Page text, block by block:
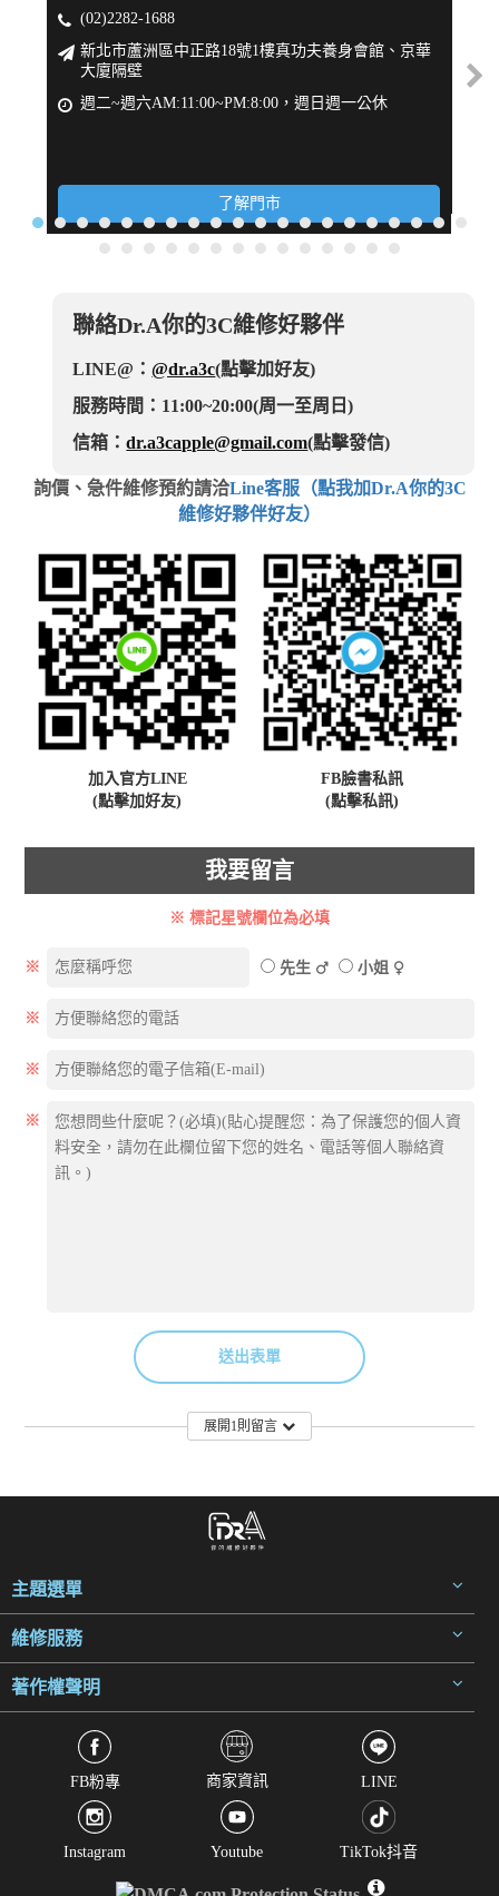
(02)2282-1688
新北市蘆洲區中正路18號1樓真功夫養身會館、京華
大廈隔壁
週二~週六AM:11:00~PM:8:00，週日週一公休
了解門市
聯絡Dr.A你的3C維修好夥伴
LINE@：@dr.a3c(點擊加好友)
服務時間：11:00~20:00(周一至周日)
信箱：dr.a3capple@gmail.com(點擊發信)
詢價、急件維修預約請洽Line客服（點我加Dr.A你的3C
維修好夥伴好友）
加入官方LINE
(點擊加好友)
FB臉書私訊
(點擊私訊)
我要留言
※ 標記星號欄位為必填
※ 先生 小姐
※
※
※
送出表單
展開1則留言
主題選單
維修服務
著作權聲明
FB粉專 商家資訊 LINE
Instagram Youtube TikTok抖音